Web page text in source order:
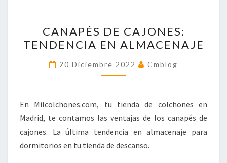
DE
CAJONES:
TENDENCIA
EN
CANAPÉS DE CAJONES:
TENDENCIA EN ALMACENAJE
20 Diciembre 2022 Cmblog
En Milcolchones.com, tu tienda de colchones en
Madrid, te contamos las ventajas de los canapés de
cajones. La última tendencia en almacenaje para
dormitorios en tu tienda de descanso.